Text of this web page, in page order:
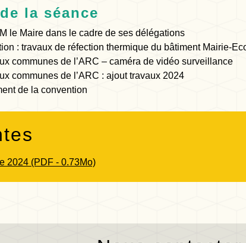
la séance
le Maire dans le cadre de ses délégations
: travaux de réfection thermique du bâtiment Mairie-
communes de l’ARC – caméra de vidéo surveillance
communes de l’ARC : ajout travaux 2024
de la convention
2024 (PDF - 0.73Mo)